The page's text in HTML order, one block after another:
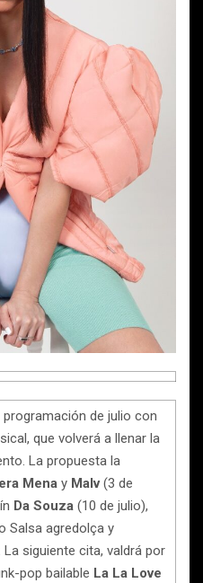
programación de julio con
que volverá a llenar la
La propuesta la
Mena y Malv(3 de
Da Souza (10 de julio),
Salsa agredolça y
La siguiente cita, valdrá por
pop bailable La La Love